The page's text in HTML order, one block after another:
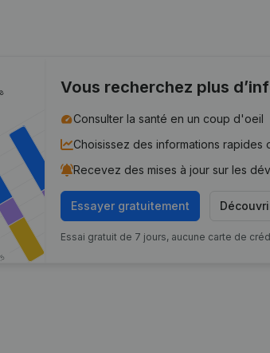
Vous recherchez plus
Consulter la santé en un coup d'oeil
Choisissez des informations rapides
Recevez des mises à jour sur les
Essayer gratuitement
Essai gratuit de 7 jours, aucune carte de